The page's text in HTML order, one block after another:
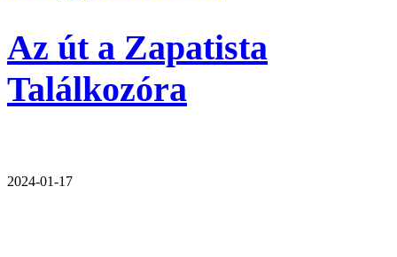
Az út a Zapatista
Találkozóra
2024-01-17